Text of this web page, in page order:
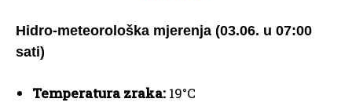
Hidro-meteorološka mjerenja (03.06. u 07:00
sati)
Temperatura zraka: 19°C